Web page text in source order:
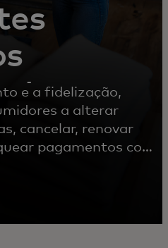
e a fidelização,
a alterar
cancelar, renovar
pagamentos com